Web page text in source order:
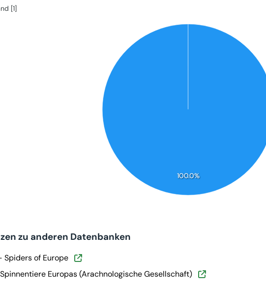
100.0%
[1]
zu anderen Datenbanken
Spiders of Europe
Europas (Arachnologische Gesellschaft)